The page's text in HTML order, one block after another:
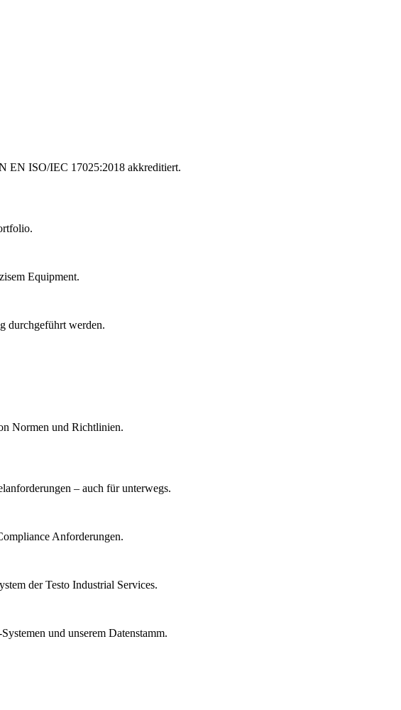
EN ISO/IEC 17025:2018 akkreditiert.
Equipment.
durchgeführt werden.
Normen und Richtlinien.
– auch für unterwegs.
Anforderungen.
der Testo Industrial Services.
und unserem Datenstamm.